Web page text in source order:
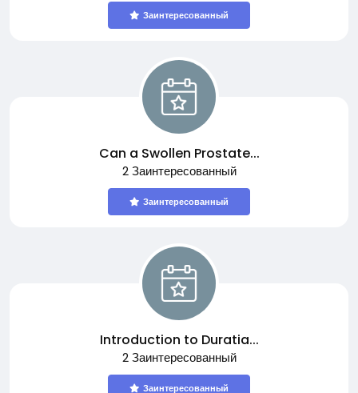
Заинтересованный
Can a Swollen Prostate...
2 Заинтересованный
Заинтересованный
Introduction to Duratia...
2 Заинтересованный
Заинтересованный